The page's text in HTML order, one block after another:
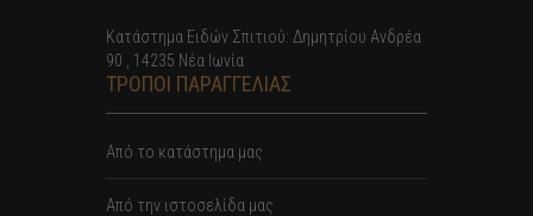
Κατάστημα Ειδών Σπιτιού: Δημητρίου Ανδρέα
90 , 14235 Νέα Ιωνία
ΤΡΟΠΟΙ ΠΑΡΑΓΓΕΛΙΑΣ
Από το κατάστημα μας
Από την ιστοσελίδα μας